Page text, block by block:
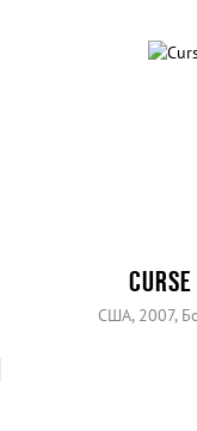
США, 2007,